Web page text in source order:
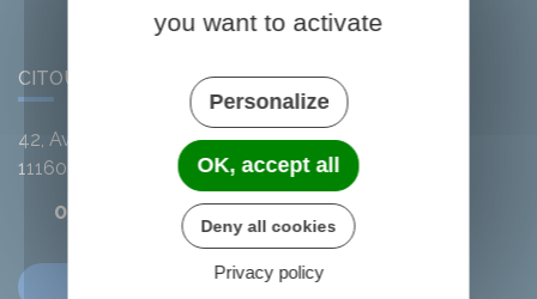
CITOU
42, Avenue de l'Argent-Double
11160
04 68 78 01 41
Contactez-nous
you want to activate
Personalize
OK, accept all
Deny all cookies
Privacy policy